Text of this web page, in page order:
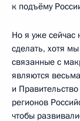
к подъёму
Но я уже сейчас
сделать, хотя
связанные с
являются
и Правительство
регионов
чтобы